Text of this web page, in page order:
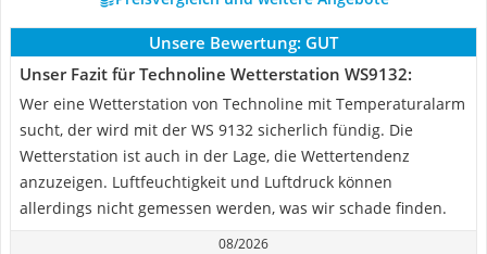
Unsere Bewertung: GUT
Unser Fazit für Technoline Wetterstation WS9132:
Wer eine Wetterstation von Technoline mit Temperaturalarm
sucht, der wird mit der WS 9132 sicherlich fündig. Die
Wetterstation ist auch in der Lage, die Wettertendenz
anzuzeigen. Luftfeuchtigkeit und Luftdruck können
allerdings nicht gemessen werden, was wir schade finden.
08/2026